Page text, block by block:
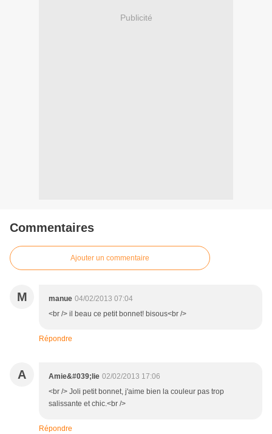
Publicité
Commentaires
Ajouter un commentaire
M manue 04/02/2013 07:04
<br /> il beau ce petit bonnet! bisous<br />
Répondre
A Amie&#039;lie 02/02/2013 17:06
<br /> Joli petit bonnet, j'aime bien la couleur pas trop
salissante et chic.<br />
Répondre